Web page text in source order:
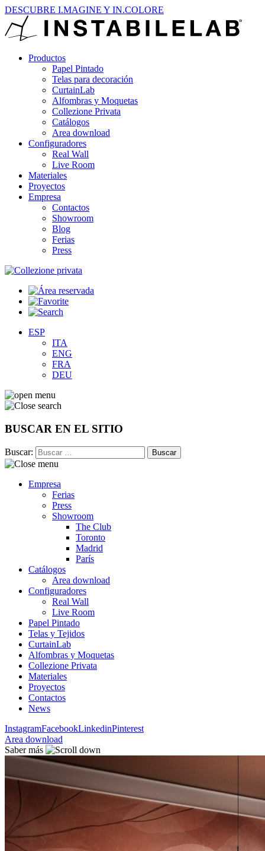
DESCUBRE I.MAGINE Y IN.COLORE
Productos
Papel Pintado
Telas para decoración
CurtainLab
Alfombras y Moquetas
Collezione Privata
Catálogos
Area download
Configuradores
Real Wall
Live Room
Materiales
Proyectos
Empresa
Contactos
Showroom
Blog
Ferias
Press
ESP
ITA
ENG
FRA
DEU
BUSCAR EN EL SITIO
Buscar:
Empresa
Ferias
Press
Showroom
The Club
Toronto
Madrid
París
Catálogos
Area download
Configuradores
Real Wall
Live Room
Papel Pintado
Telas y Tejidos
CurtainLab
Alfombras y Moquetas
Collezione Privata
Materiales
Proyectos
Contactos
News
InstagramFacebookLinkedinPinterest
Area download
Saber más